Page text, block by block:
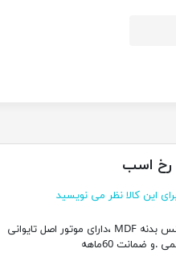
رخ اسب
این کالا نظر می نویسید
ساعت دیواری با تابلو نیم رخ اسب جنس بدنه MDF ،دارای موتور اصل تایوانی
ضمانت 60ماهه